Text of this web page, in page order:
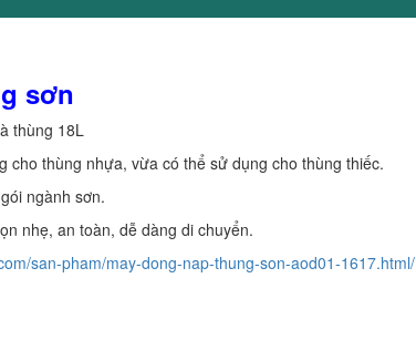
sơn
thùng 18L
cho thùng nhựa, vừa có thể sử dụng cho thùng thiếc.
ngành sơn.
nhẹ, an toàn, dễ dàng di chuyển.
san-pham/may-dong-nap-thung-son-aod01-1617.html/